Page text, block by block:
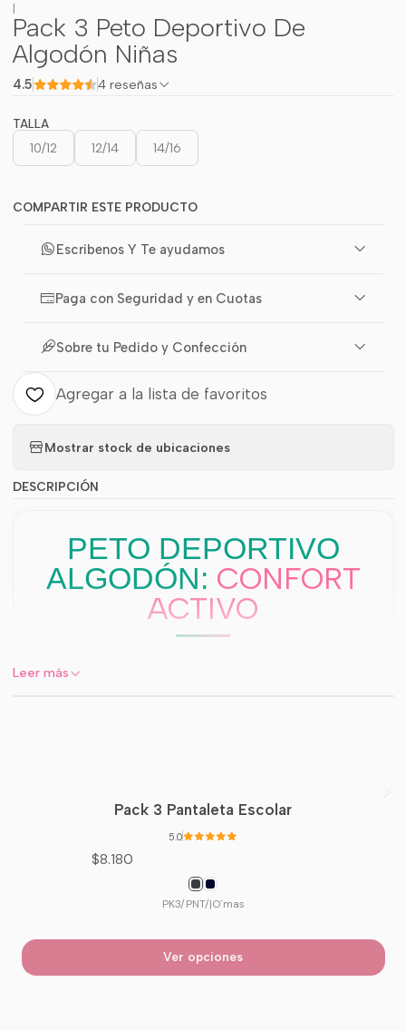
|
Pack 3 Peto Deportivo De
Algodón Niñas
4.5 4 reseñas
TALLA
10/12 12/14 14/16
COMPARTIR ESTE PRODUCTO
Escribenos Y Te ayudamos
Paga con Seguridad y en Cuotas
Sobre tu Pedido y Confección
Agregar a la lista de favoritos
Mostrar stock de ubicaciones
DESCRIPCIÓN
PETO DEPORTIVO
ALGODÓN: CONFORT
ACTIVO
La prenda esencial para acompañar el
✨ Beneficios Clave
Algodón Premium:Material
transpirable y amigable con la piel
sensible.
Tirantes Ajustables:Permite
Leer más
Pack 3 Pantaleta Escolar
5.0
$8.180
PK3/PNT/|O´mas
Ver opciones